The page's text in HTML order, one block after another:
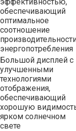
обеспечивающий
оптимальное
соотношение
энергопотребления
Большой дисплей с
улучшенными
технологиями
отображения,
обеспечивающий
хорошую
ярком солнечном
свете